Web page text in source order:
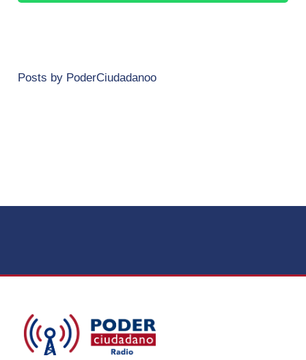
Posts by PoderCiudadanoo